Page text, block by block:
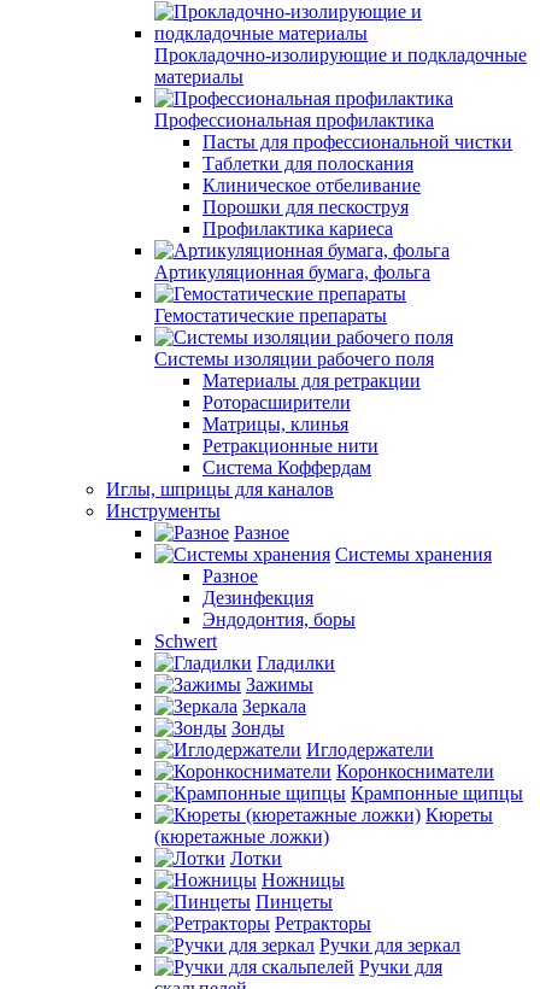
Прокладочно-изолирующие и подкладочные
материалы
Профессиональная профилактика
Пасты для профессиональной чистки
Таблетки для полоскания
Клиническое отбеливание
Порошки для пескоструя
Профилактика кариеса
Артикуляционная бумага, фольга
Гемостатические препараты
Системы изоляции рабочего поля
Материалы для ретракции
Роторасширители
Матрицы, клинья
Ретракционные нити
Система Коффердам
Иглы, шприцы для каналов
Инструменты
Разное
Системы хранения
Разное
Дезинфекция
Эндодонтия, боры
Schwert
Гладилки
Зажимы
Зеркала
Зонды
Иглодержатели
Коронкосниматели
Крампонные щипцы
Кюреты
(кюретажные ложки)
Лотки
Ножницы
Пинцеты
Ретракторы
Ручки для зеркал
Ручки для